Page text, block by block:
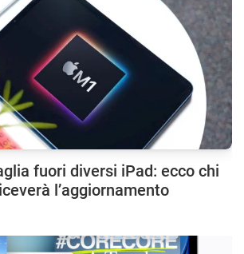
fuori diversi iPad: ecco chi
l’aggiornamento